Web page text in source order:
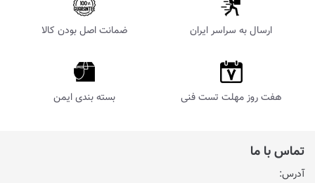
ارسال به سراسر ایران ضمانت اصل بودن کالا
هفت روز مهلت تست فنی بسته بندی ایمن
تماس با ما
آدرس: